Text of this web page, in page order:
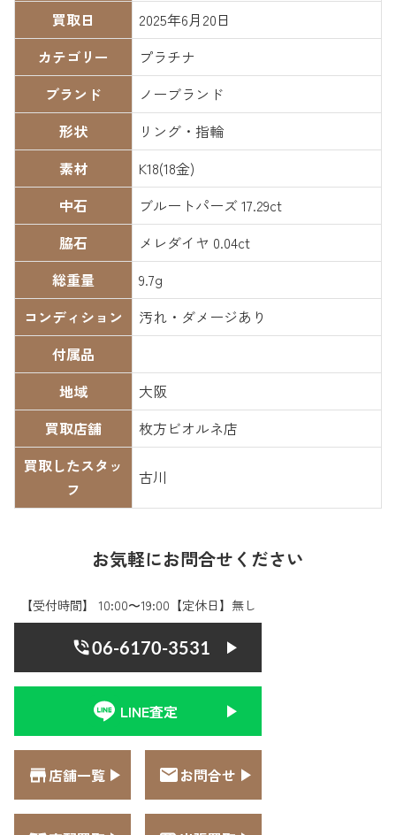
買取日
2025年6月20日
カテゴリー
プラチナ
ブランド
ノーブランド
形状
リング・指輪
素材
K18(18金)
中石
ブルートパーズ 17.29ct
脇石
メレダイヤ 0.04ct
総重量
9.7g
コンディション
汚れ・ダメージあり
付属品
地域
大阪
買取店舗
枚方ビオルネ店
買取したスタッ
フ
古川
お気軽にお問合せください
【受付時間】 10:00〜19:00【定休日】無し
06-6170-3531
LINE査定
店舗一覧 お問合せ